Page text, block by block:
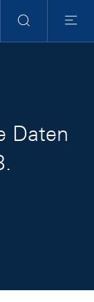
Suche
Menu
Daten